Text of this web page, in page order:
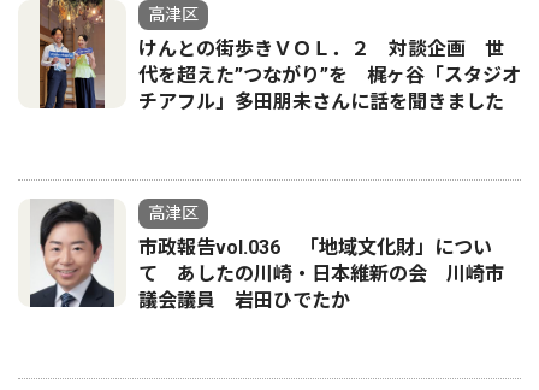
高津区
けんとの街歩きＶＯＬ．２ 対談企画 世
代を超えた”つながり”を 梶ヶ谷「スタジオ
チアフル」多田朋未さんに話を聞きました
高津区
市政報告vol.036 「地域文化財」につい
て あしたの川崎・日本維新の会 川崎市
議会議員 岩田ひでたか